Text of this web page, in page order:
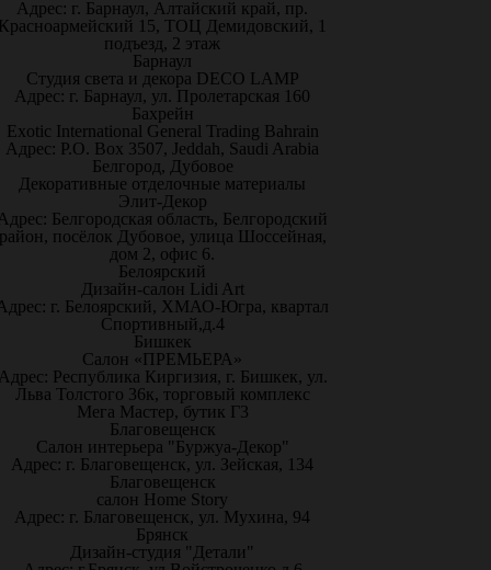
Адрес: г. Барнаул, Алтайский край, пр.
15, ТОЦ Демидовский, 1
подъезд, 2 этаж
Барнаул
Студия света и декора DECO LAMP
Адрес: г. Барнаул, ул. Пролетарская 160
Бахрейн
Exotic International General Trading Bahrain
Адрес: P.O. Box 3507, Jeddah, Saudi Arabia
Белгород, Дубовое
Декоративные отделочные материалы
Элит-Декор
Белгородская область, Белгородский
посёлок Дубовое, улица Шоссейная,
дом 2, офис 6.
Белоярский
Дизайн-салон Lidi Art
г. Белоярский, ХМАО-Югра, квартал
Спортивный,д.4
Бишкек
Салон «ПРЕМЬЕРА»
Республика Киргизия, г. Бишкек, ул.
Льва Толстого 36к, торговый комплекс
Мега Мастер, бутик Г3
Благовещенск
Салон интерьера "Буржуа-Декор"
Адрес: г. Благовещенск, ул. Зейская, 134
Благовещенск
салон Home Story
Адрес: г. Благовещенск, ул. Мухина, 94
Брянск
Дизайн-студия "Детали"